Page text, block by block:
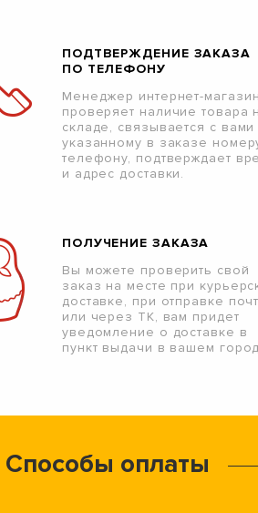
ПОДТВЕРЖДЕНИЕ ЗАКАЗА
ПО ТЕЛЕФОНУ
Менеджер интернет-
проверяет наличие товара
складе, связывается с вами
указанному в заказе
телефону, подтверждает
и адрес доставки.
ПОЛУЧЕНИЕ ЗАКАЗА
Вы можете проверить свой
заказ на месте при
доставке, при отправке
или через ТК, вам придет
уведомление о доставке в
пункт выдачи в вашем
Способы оплаты